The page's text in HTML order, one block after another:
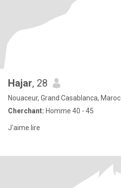
Hajar, 28
Nouaceur, Grand Casablanca, Maroc
Cherchant: Homme 40 - 45
J'aime lire